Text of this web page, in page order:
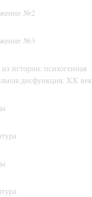
№2
№3
из истории: психогенная
дисфункция. XX век